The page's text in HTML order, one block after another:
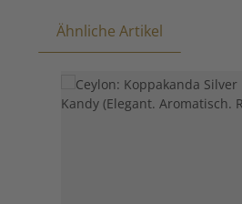
Ähnliche Artikel
Produktgalerie überspringen